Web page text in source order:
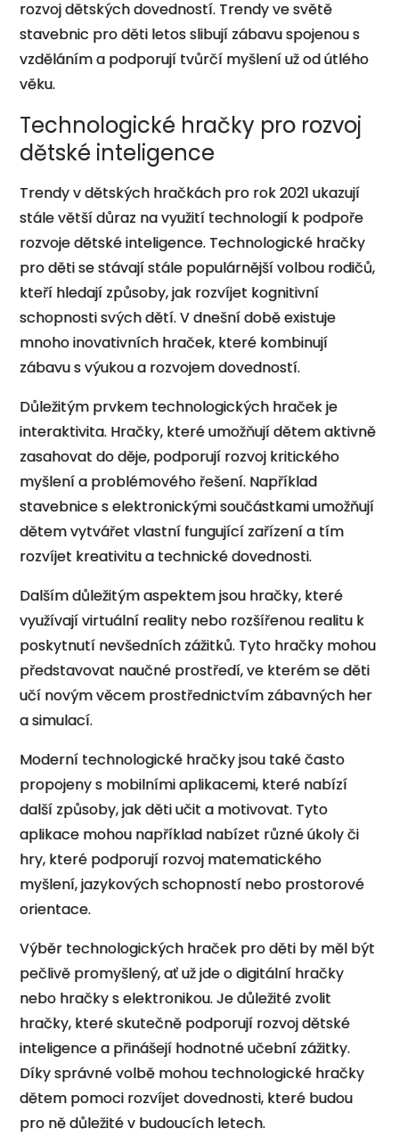
rozvoj dětských dovedností. Trendy ve světě
stavebnic pro děti letos slibují zábavu spojenou s
vzděláním a podporují tvůrčí myšlení už od útlého
věku.
Technologické hračky pro rozvoj
dětské inteligence
Trendy v dětských hračkách pro rok 2021 ukazují
stále větší důraz na využití technologií k podpoře
rozvoje dětské inteligence. Technologické hračky
pro děti se stávají stále populárnější volbou rodičů,
kteří hledají způsoby, jak rozvíjet kognitivní
schopnosti svých dětí. V dnešní době existuje
mnoho inovativních hraček, které kombinují
zábavu s výukou a rozvojem dovedností.
Důležitým prvkem technologických hraček je
interaktivita. Hračky, které umožňují dětem aktivně
zasahovat do děje, podporují rozvoj kritického
myšlení a problémového řešení. Například
stavebnice s elektronickými součástkami umožňují
dětem vytvářet vlastní fungující zařízení a tím
rozvíjet kreativitu a technické dovednosti.
Dalším důležitým aspektem jsou hračky, které
využívají virtuální reality nebo rozšířenou realitu k
poskytnutí nevšedních zážitků. Tyto hračky mohou
představovat naučné prostředí, ve kterém se děti
učí novým věcem prostřednictvím zábavných her
a simulací.
Moderní technologické hračky jsou také často
propojeny s mobilními aplikacemi, které nabízí
další způsoby, jak děti učit a motivovat. Tyto
aplikace mohou například nabízet různé úkoly či
hry, které podporují rozvoj matematického
myšlení, jazykových schopností nebo prostorové
orientace.
Výběr technologických hraček pro děti by měl být
pečlivě promyšlený, ať už jde o digitální hračky
nebo hračky s elektronikou. Je důležité zvolit
hračky, které skutečně podporují rozvoj dětské
inteligence a přinášejí hodnotné učební zážitky.
Díky správné volbě mohou technologické hračky
dětem pomoci rozvíjet dovednosti, které budou
pro ně důležité v budoucích letech.